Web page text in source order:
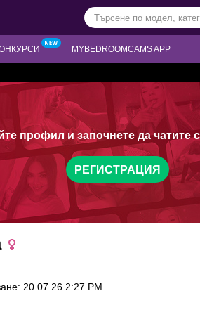
MYBEDROOMCAMS APP
профил и започнете да чатите
РЕГИСТРАЦИЯ
20.07.26 2:27 PM